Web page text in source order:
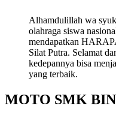
Alhamdulillah wa
olahraga siswa
mendapatkan
Silat Putra. Selamat
kedepannya bisa
yang terbaik.
MOTO SMK